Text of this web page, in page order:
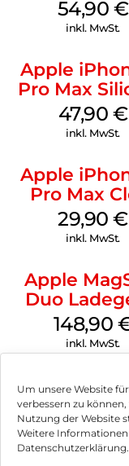
Um unsere Website
verbessern zu
Nutzung der Website
Weitere
Datenschutzerklärung.
54,90 €
inkl. MwSt.
Apple
Pro Max
Case
Black
47,90 €
inkl. MwSt.
Apple
Pro Max
Case29,90€
inkl. MwSt.
Apple
Duo
Weiß
148,90
inkl. MwSt.
Impressum